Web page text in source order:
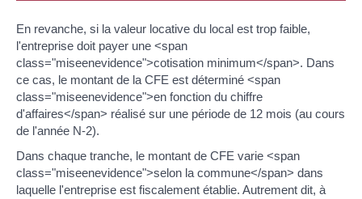
En revanche, si la valeur locative du local est trop faible,
l'entreprise doit payer une <span
class="miseenevidence">cotisation minimum</span>. Dans
ce cas, le montant de la CFE est déterminé <span
class="miseenevidence">en fonction du chiffre
d'affaires</span> réalisé sur une période de 12 mois (au cours
de l'année N-2).
Dans chaque tranche, le montant de CFE varie <span
class="miseenevidence">selon la commune</span> dans
laquelle l'entreprise est fiscalement établie. Autrement dit, à